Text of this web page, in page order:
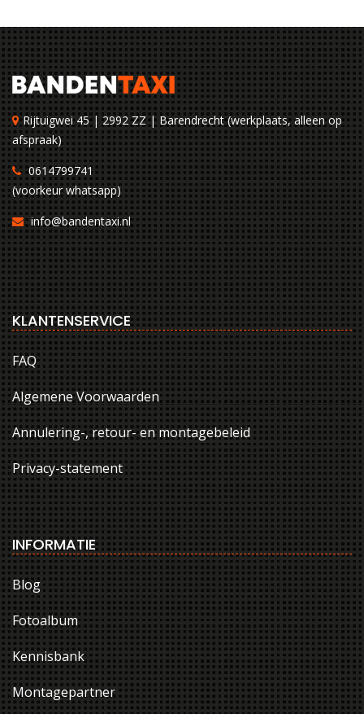
Rijtuigwei 45 | 2992 ZZ | Barendrecht (werkplaats, alleen op
afspraak)
0614799741
(voorkeur whatsapp)
info@bandentaxi.nl
KLANTENSERVICE
FAQ
Algemene Voorwaarden
Annulering-, retour- en montagebeleid
Privacy-statement
INFORMATIE
Blog
Fotoalbum
Kennisbank
Montagepartner